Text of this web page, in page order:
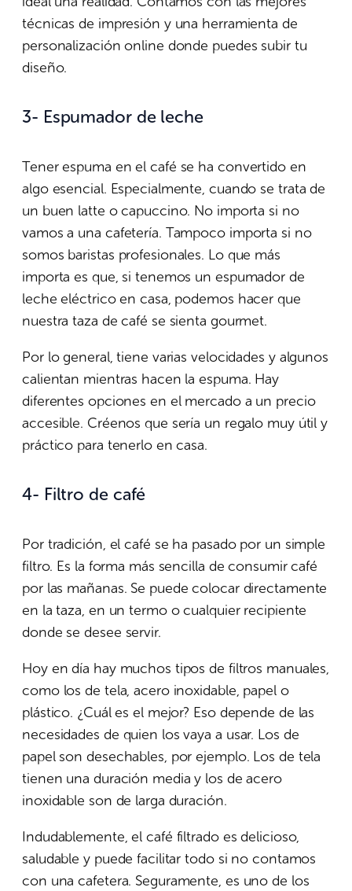
técnicas de impresión y una herramienta de
personalización online donde puedes subir tu
diseño.
3- Espumador de leche
Tener espuma en el café se ha convertido en
algo esencial. Especialmente, cuando se trata de
un buen latte o capuccino. No importa si no
vamos a una cafetería. Tampoco importa si no
somos baristas profesionales. Lo que más
importa es que, si tenemos un espumador de
leche eléctrico en casa, podemos hacer que
nuestra taza de café se sienta gourmet.
Por lo general, tiene varias velocidades y algunos
calientan mientras hacen la espuma. Hay
diferentes opciones en el mercado a un precio
accesible. Créenos que sería un regalo muy útil y
práctico para tenerlo en casa.
4- Filtro de café
Por tradición, el café se ha pasado por un simple
filtro. Es la forma más sencilla de consumir café
por las mañanas. Se puede colocar directamente
en la taza, en un termo o cualquier recipiente
donde se desee servir.
Hoy en día hay muchos tipos de filtros manuales,
como los de tela, acero inoxidable, papel o
plástico. ¿Cuál es el mejor? Eso depende de las
necesidades de quien los vaya a usar. Los de
papel son desechables, por ejemplo. Los de tela
tienen una duración media y los de acero
inoxidable son de larga duración.
Indudablemente, el café filtrado es delicioso,
saludable y puede facilitar todo si no contamos
con una cafetera. Seguramente, es uno de los